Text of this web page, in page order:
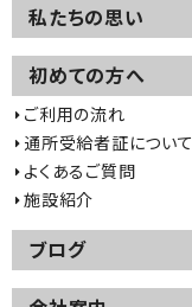
私たちの思い
初めての方へ
ご利用の流れ
通所受給者証について
よくあるご質問
施設紹介
ブログ